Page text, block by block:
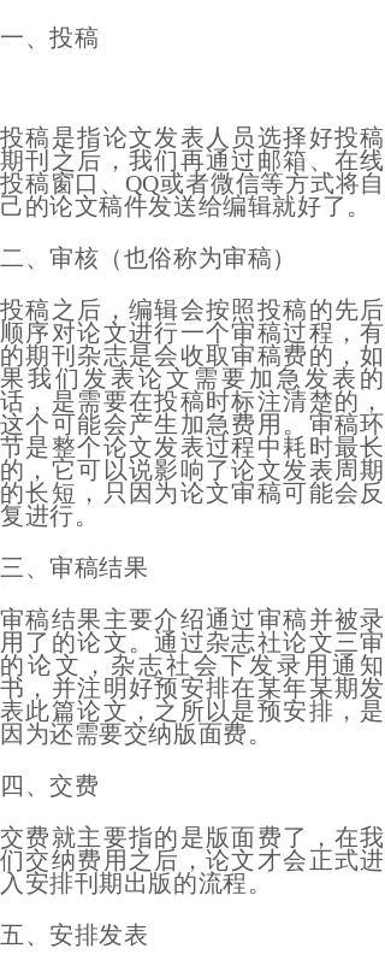
一、投稿
投稿是指论文发表人员选择好投稿
期刊之后，我们再通过邮箱、在线
投稿窗口、QQ或者微信等方式将自
己的论文稿件发送给编辑就好了。
二、审核（也俗称为审稿）
投稿之后，编辑会按照投稿的先后
顺序对论文进行一个审稿过程，有
的期刊杂志是会收取审稿费的，如
果我们发表论文需要加急发表的
话，是需要在投稿时标注清楚的，
这个可能会产生加急费用。审稿环
节是整个论文发表过程中耗时最长
的，它可以说影响了论文发表周期
的长短，只因为论文审稿可能会反
复进行。
三、审稿结果
审稿结果主要介绍通过审稿并被录
用了的论文。通过杂志社论文三审
的论文，杂志社会下发录用通知
书，并注明好预安排在某年某期发
表此篇论文，之所以是预安排，是
因为还需要交纳版面费。
四、交费
交费就主要指的是版面费了，在我
们交纳费用之后，论文才会正式进
入安排刊期出版的流程。
五、安排发表